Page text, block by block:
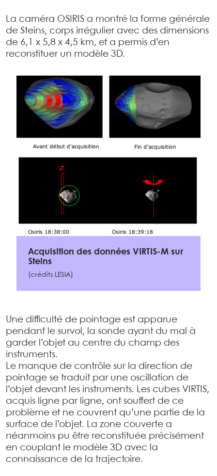
La caméra OSIRIS a montré la forme générale
de Steins, corps irrégulier avec des dimensions
de 6,1 x 5,8 x 4,5 km, et a permis d’en
reconstituer un modèle 3D.
Acquisition des données VIRTIS-M sur
Steins
(crédits LESIA)
Une difficulté de pointage est apparue
pendant le survol, la sonde ayant du mal à
garder l’objet au centre du champ des
instruments.
Le manque de contrôle sur la direction de
pointage se traduit par une oscillation de
l’objet devant les instruments. Les cubes VIRTIS,
acquis ligne par ligne, ont souffert de ce
problème et ne couvrent qu’une partie de la
surface de l’objet. La zone couverte a
néanmoins pu être reconstituée précisément
en couplant le modèle 3D avec la
connaissance de la trajectoire.